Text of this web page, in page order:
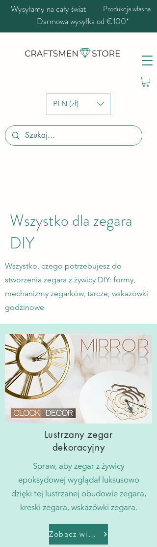
PLN (zł)
Wysyłamy na cały świat Produkcja własna
Darmowa wysyłka od €100*
Wszystko dla zegara
DIY
Wszystko, czego potrzebujesz do
stworzenia zegara z żywicy DIY: formy,
mechanizmy zegarków, tarcze, wskazówki
godzinowe
Lustrzany zegar
dekoracyjny
Spraw, aby zegar z żywicy
epoksydowej wyglądał luksusowo
dzięki tej lustrzanej obudowie zegara,
kreski zegara, wskazówki zegara.
Zobacz więcej